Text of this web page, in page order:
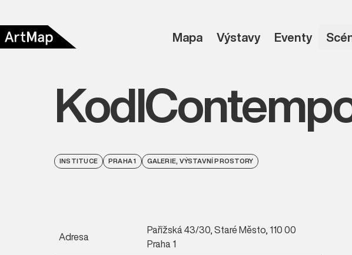
Mapa Výstavy Eventy
INSTITUCE PRAHA 1 GALERIE, VÝSTAVNÍ PROSTORY
Adresa
Pařížská 43/30, Staré Město, 110 00
Praha 1